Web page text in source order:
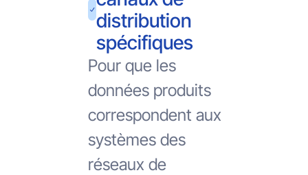
distribution
spécifiques
Pour que les
données produits
correspondent aux
systèmes des
réseaux de